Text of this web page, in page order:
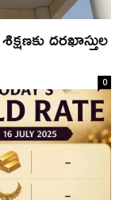
దరఖాస్తుల
0